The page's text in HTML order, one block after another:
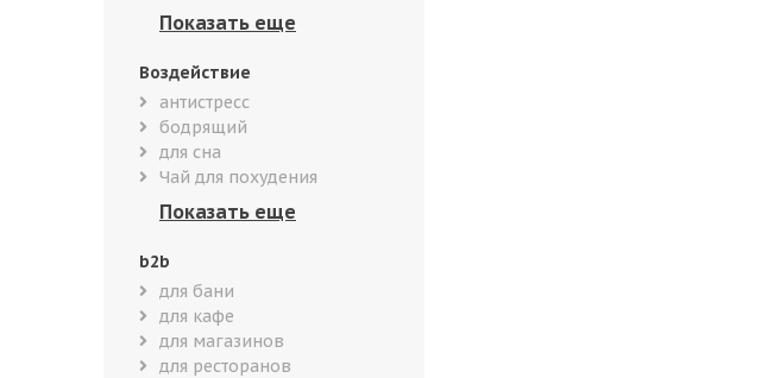
Воздействие
антистресс
бодрящий
для сна
Чай для похудения
b2b
для бани
для кафе
для магазинов
для ресторанов